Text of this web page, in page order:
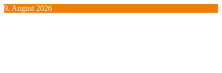
Zum
9. August 2026